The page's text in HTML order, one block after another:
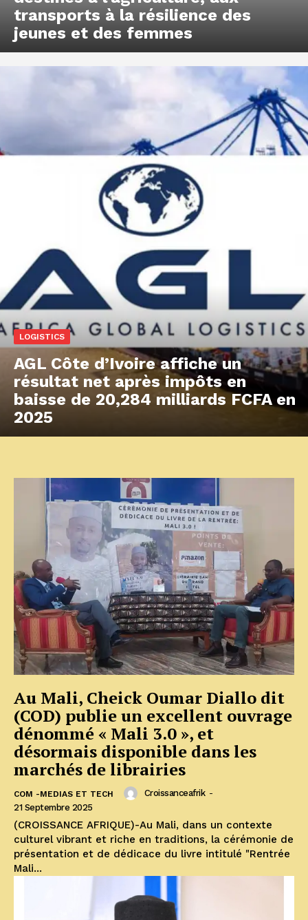
transports à la résilience des
jeunes et des femmes
LOGISTICS
AGL Côte d’Ivoire affiche un
résultat net après impôts en
baisse de 20,284 milliards FCFA en
2025
Au Mali, Cheick Oumar Diallo dit
(COD) publie un excellent ouvrage
dénommé « Mali 3.0 », et
désormais disponible dans les
marchés de librairies
COM -MEDIAS ET TECH Croissanceafrik -
21 Septembre 2025
(CROISSANCE AFRIQUE)-Au Mali, dans un contexte
culturel vibrant et riche en traditions, la cérémonie de
présentation et de dédicace du livre intitulé "Rentrée
Mali...